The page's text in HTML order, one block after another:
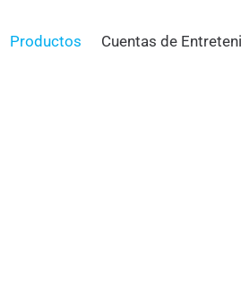
Productos Cuentas de